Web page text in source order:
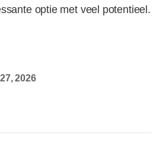
optie met veel potentieel.
2026